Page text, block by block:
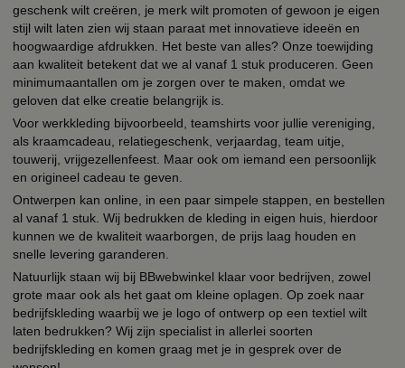
geschenk wilt creëren, je merk wilt promoten of gewoon je eigen
stijl wilt laten zien wij staan paraat met innovatieve ideeën en
hoogwaardige afdrukken. Het beste van alles? Onze toewijding
aan kwaliteit betekent dat we al vanaf 1 stuk produceren. Geen
minimumaantallen om je zorgen over te maken, omdat we
geloven dat elke creatie belangrijk is.
Voor werkkleding bijvoorbeeld, teamshirts voor jullie vereniging,
als kraamcadeau, relatiegeschenk, verjaardag, team uitje,
touwerij, vrijgezellenfeest. Maar ook om iemand een persoonlijk
en origineel cadeau te geven.
Ontwerpen kan online, in een paar simpele stappen, en bestellen
al vanaf 1 stuk. Wij bedrukken de kleding in eigen huis, hierdoor
kunnen we de kwaliteit waarborgen, de prijs laag houden en
snelle levering garanderen.
Natuurlijk staan wij bij BBwebwinkel klaar voor bedrijven, zowel
grote maar ook als het gaat om kleine oplagen. Op zoek naar
bedrijfskleding waarbij we je logo of ontwerp op een textiel wilt
laten bedrukken? Wij zijn specialist in allerlei soorten
bedrijfskleding en komen graag met je in gesprek over de